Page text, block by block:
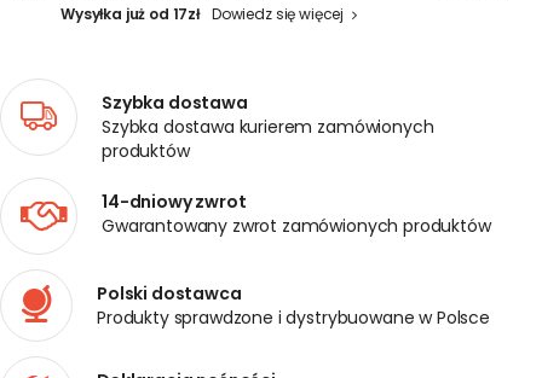
Wysyłka już od 17zł Dowiedz się więcej
Szybka dostawa
Szybka dostawa kurierem zamówionych
produktów
14-dniowy zwrot
Gwarantowany zwrot zamówionych produktów
Polski dostawca
Produkty sprawdzone i dystrybuowane w Polsce